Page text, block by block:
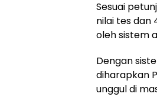
Sesuai
nilai tes dan
oleh sistem
Dengan
diharapkan
unggul di